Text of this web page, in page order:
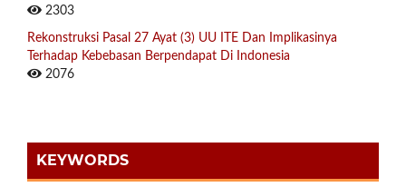
2303
Rekonstruksi Pasal 27 Ayat (3) UU ITE Dan Implikasinya
Terhadap Kebebasan Berpendapat Di Indonesia
2076
KEYWORDS